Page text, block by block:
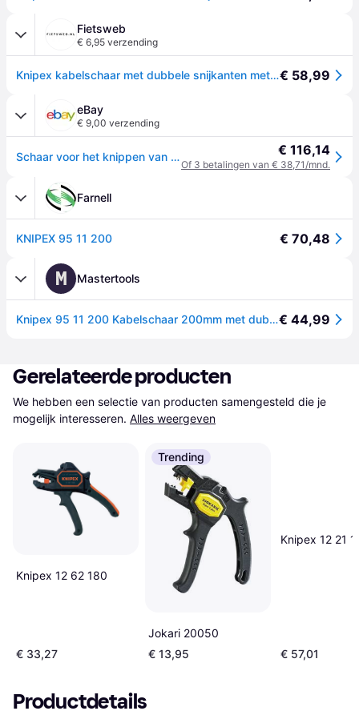
Fietsweb
€ 6,95 verzending
Knipex kabelschaar met dubbele snijkanten met kunststof bekleed 200 mm - 9511200€ 58,99
eBay
€ 9,00 verzending
Schaar voor het knippen van aluminium-en koperen 95 11 200 € 116,14
Of 3 betalingen van € 38,71/mnd.
Farnell
KNIPEX 95 11 200 € 70,48
M Mastertools
Knipex 95 11 200 Kabelschaar 200mm met dubbele snijkanten en kunststof grepen | geatramenteerd€ 44,99
Gerelateerde producten
We hebben een selectie van producten samengesteld die je
mogelijk interesseren. Alles weergeven
Knipex 12 62 180
€ 33,27
Trending
Jokari 20050
€ 13,95
Knipex 12 21
€ 57,01
Productdetails